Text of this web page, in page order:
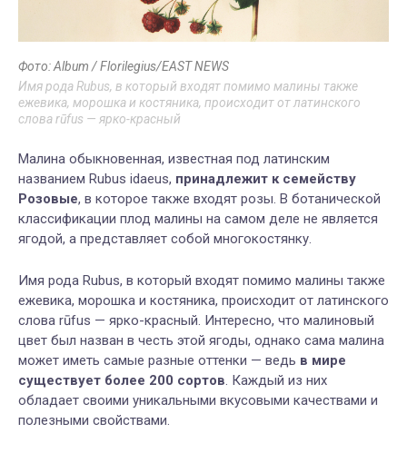
Фото: Album / Florilegius/EAST NEWS
Имя рода Rubus, в который входят помимо малины также
ежевика, морошка и костяника, происходит от латинского
слова rūfus — ярко-красный
Малина обыкновенная, известная под латинским
названием Rubus idaeus, принадлежит к семейству
Розовые, в которое также входят розы. В ботанической
классификации плод малины на самом деле не является
ягодой, а представляет собой многокостянку.
Имя рода Rubus, в который входят помимо малины также
ежевика, морошка и костяника, происходит от латинского
слова rūfus — ярко-красный. Интересно, что малиновый
цвет был назван в честь этой ягоды, однако сама малина
может иметь самые разные оттенки — ведь в мире
существует более 200 сортов. Каждый из них
обладает своими уникальными вкусовыми качествами и
полезными свойствами.